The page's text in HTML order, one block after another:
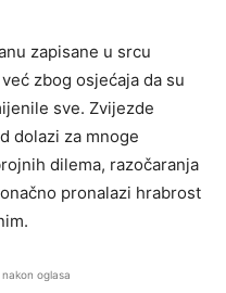
zapisane u srcu
zbog osjećaja da su
sve. Zvijezde
dolazi za mnoge
dilema, razočaranja
pronalazi hrabrost
oglasa